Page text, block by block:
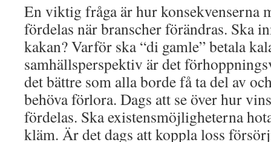
En viktig fråga är hur konsekvenserna
fördelas när branscher förändras. Ska
kakan? Varför ska “di gamle” betala
samhällsperspektiv är det
det bättre som alla borde få ta del av
behöva förlora. Dags att se över hur
fördelas. Ska existensmöjligheterna
kläm. Är det dags att koppla loss